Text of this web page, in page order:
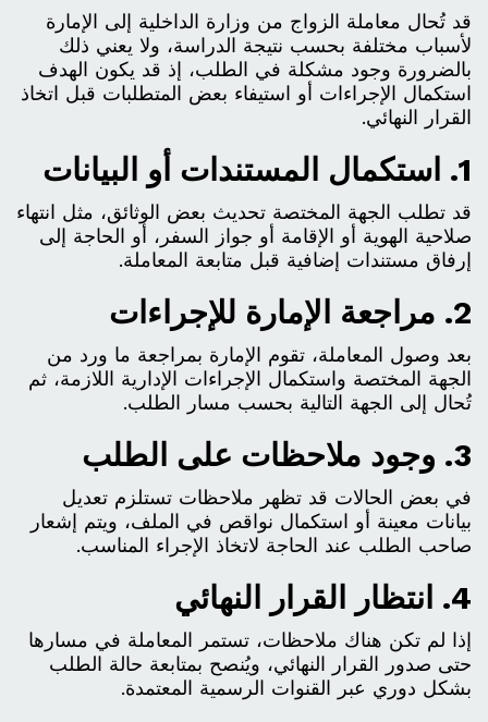
قد تُحال معاملة الزواج من وزارة الداخلية إلى الإمارة
لأسباب مختلفة بحسب نتيجة الدراسة، ولا يعني ذلك
بالضرورة وجود مشكلة في الطلب، إذ قد يكون الهدف
استكمال الإجراءات أو استيفاء بعض المتطلبات قبل اتخاذ
القرار النهائي.
1. استكمال المستندات أو البيانات
قد تطلب الجهة المختصة تحديث بعض الوثائق، مثل انتهاء
صلاحية الهوية أو الإقامة أو جواز السفر، أو الحاجة إلى
إرفاق مستندات إضافية قبل متابعة المعاملة.
2. مراجعة الإمارة للإجراءات
بعد وصول المعاملة، تقوم الإمارة بمراجعة ما ورد من
الجهة المختصة واستكمال الإجراءات الإدارية اللازمة، ثم
تُحال إلى الجهة التالية بحسب مسار الطلب.
3. وجود ملاحظات على الطلب
في بعض الحالات قد تظهر ملاحظات تستلزم تعديل
بيانات معينة أو استكمال نواقص في الملف، ويتم إشعار
صاحب الطلب عند الحاجة لاتخاذ الإجراء المناسب.
4. انتظار القرار النهائي
إذا لم تكن هناك ملاحظات، تستمر المعاملة في مسارها
حتى صدور القرار النهائي، ويُنصح بمتابعة حالة الطلب
بشكل دوري عبر القنوات الرسمية المعتمدة.